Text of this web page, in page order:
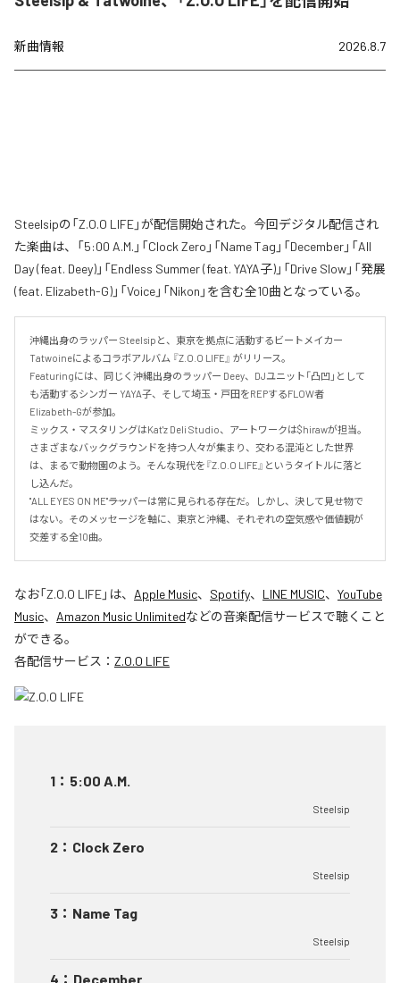
新曲情報 2026.8.7
Steelsipの「Z.O.O LIFE」が配信開始された。今回デジタル配信され
た楽曲は、「5:00 A.M.」「Clock Zero」「Name Tag」「December」「All
Day (feat. Deey)」「Endless Summer (feat. YAYA子)」「Drive Slow」「発展
(feat. Elizabeth-G)」「Voice」「Nikon」を含む全10曲となっている。
沖縄出身のラッパー Steelsipと、東京を拠点に活動するビートメイカー
Tatwoineによるコラボアルバム 『Z.O.O LIFE』 がリリース。
Featuringには、同じく沖縄出身のラッパー Deey、DJユニット「凸凹」として
も活動するシンガー YAYA子、そして埼玉・戸田をREPするFLOW者
Elizabeth-Gが参加。
ミックス・マスタリングはKat'z Deli Studio、アートワークは$hirawが担当。
さまざまなバックグラウンドを持つ人々が集まり、交わる混沌とした世界
は、まるで動物園のよう。そんな現代を『Z.O.O LIFE』というタイトルに落と
し込んだ。
"ALL EYES ON ME"――ラッパーは常に見られる存在だ。しかし、決して見せ物で
はない。そのメッセージを軸に、東京と沖縄、それぞれの空気感や価値観が
交差する全10曲。
なお「Z.O.O LIFE」は、 Apple Music、 Spotify、 LINE MUSIC、 YouTube
Music、 Amazon Music Unlimitedなどの音楽配信サービスで聴くこと
ができる。
各配信サービス： Z.O.O LIFE
1 ： 5:00 A.M.
Steelsip
2 ： Clock Zero
Steelsip
3 ： Name Tag
Steelsip
4 ： December